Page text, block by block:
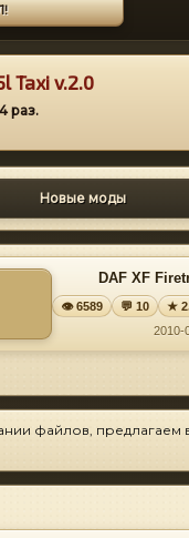
Taxi v.2.0
раз.
Новые моды
DAF XF
👁 6589 💬 10
★
2010-
файлов, предлагаем